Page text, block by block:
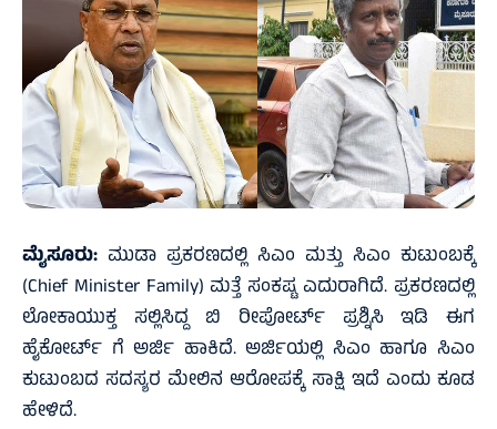
ಮೈಸೂರು: ಮುಡಾ ಪ್ರಕರಣದಲ್ಲಿ ಸಿಎಂ ಮತ್ತು ಸಿಎಂ ಕುಟುಂಬಕ್ಕೆ
(Chief Minister Family) ಮತ್ತೆ ಸಂಕಷ್ಟ ಎದುರಾಗಿದೆ. ಪ್ರಕರಣದಲ್ಲಿ
ಲೋಕಾಯುಕ್ತ ಸಲ್ಲಿಸಿದ್ದ ಬಿ ರೀಪೋರ್ಟ್ ಪ್ರಶ್ನಿಸಿ ಇಡಿ ಈಗ
ಹೈಕೋರ್ಟ್ ಗೆ ಅರ್ಜಿ ಹಾಕಿದೆ. ಅರ್ಜಿಯಲ್ಲಿ ಸಿಎಂ ಹಾಗೂ ಸಿಎಂ
ಕುಟುಂಬದ ಸದಸ್ಯರ ಮೇಲಿನ ಆರೋಪಕ್ಕೆ ಸಾಕ್ಷಿ ಇದೆ ಎಂದು ಕೂಡ
ಹೇಳಿದೆ.